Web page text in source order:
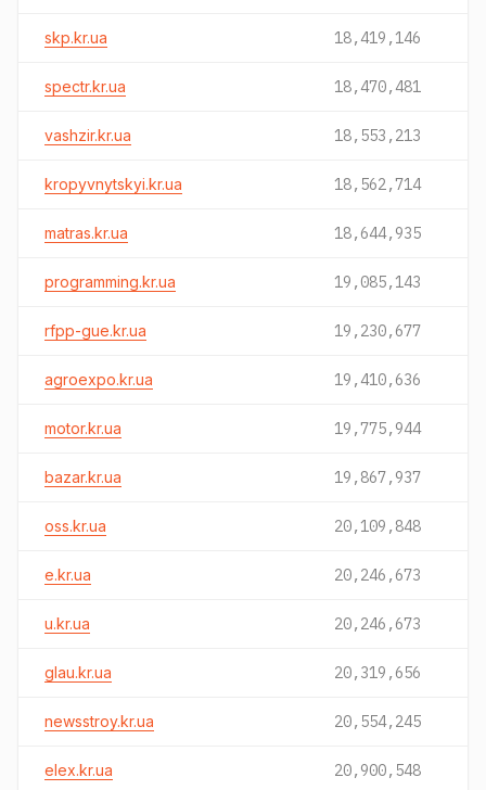
skp.kr.ua 18,419,146
spectr.kr.ua 18,470,481
vashzir.kr.ua 18,553,213
kropyvnytskyi.kr.ua 18,562,714
matras.kr.ua 18,644,935
programming.kr.ua 19,085,143
rfpp-gue.kr.ua 19,230,677
agroexpo.kr.ua 19,410,636
motor.kr.ua 19,775,944
bazar.kr.ua 19,867,937
oss.kr.ua 20,109,848
e.kr.ua 20,246,673
u.kr.ua 20,246,673
glau.kr.ua 20,319,656
newsstroy.kr.ua 20,554,245
elex.kr.ua 20,900,548